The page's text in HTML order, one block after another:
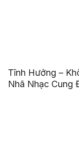
Tĩnh Hưởng –
Nhã Nhạc Cung